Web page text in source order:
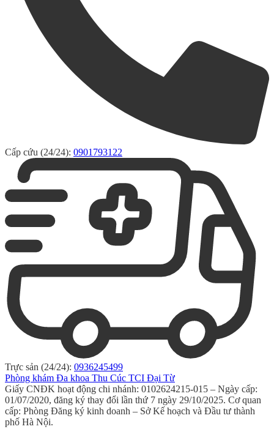
Cấp cứu (24/24): 0901793122
Trực sản (24/24): 0936245499
Phòng khám Đa khoa Thu Cúc TCI Đại Từ
Giấy CNĐK hoạt động chi nhánh: 0102624215-015 – Ngày cấp:
01/07/2020, đăng ký thay đổi lần thứ 7 ngày 29/10/2025. Cơ quan
cấp: Phòng Đăng ký kinh doanh – Sở Kế hoạch và Đầu tư thành
phố Hà Nội.